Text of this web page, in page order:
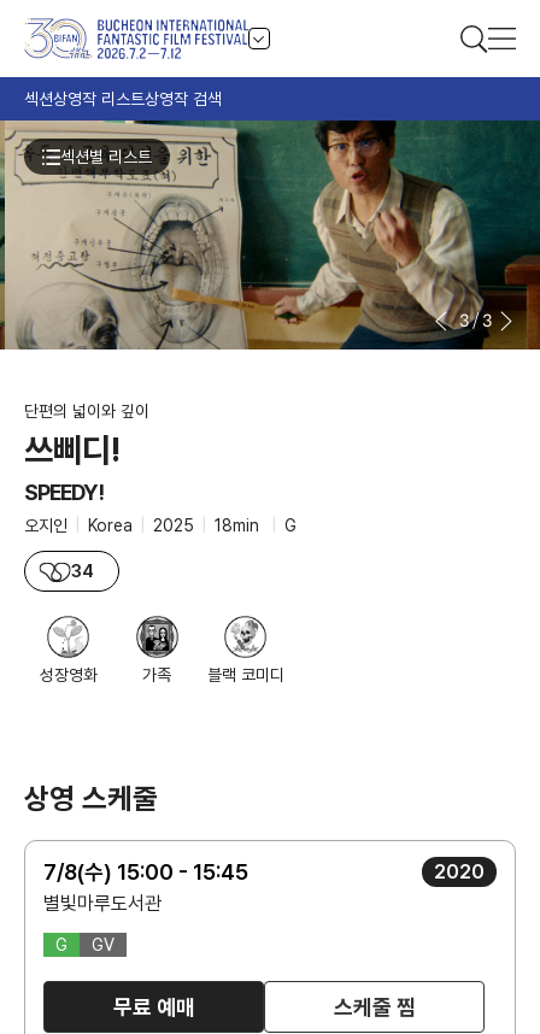
섹션상영작 리스트상영작 검색
3/3
단편의 넓이와 깊이
쓰삐디!
SPEEDY!
오지인 Korea 2025 18min G
34
섹션별 리스트
성장영화 가족 블랙 코미디
상영 스케줄
7/8(수) 15:00 - 15:45
2020
별빛마루도서관
G GV
무료 예매 스케줄 찜